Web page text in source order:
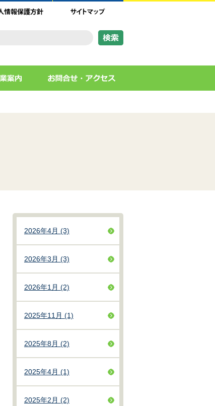
2026年4月 (3)
2026年3月 (3)
2026年1月 (2)
2025年11月 (1)
2025年8月 (2)
2025年4月 (1)
2025年2月 (2)